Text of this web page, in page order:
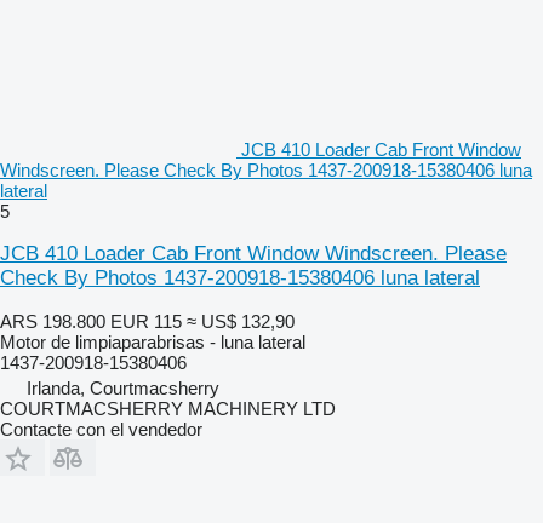
JCB 410 Loader Cab Front Window
Windscreen. Please Check By Photos 1437-200918-15380406 luna
lateral
5
JCB 410 Loader Cab Front Window Windscreen. Please
Check By Photos 1437-200918-15380406 luna lateral
ARS 198.800 EUR 115 ≈ US$ 132,90
Motor de limpiaparabrisas - luna lateral
1437-200918-15380406
Irlanda, Courtmacsherry
COURTMACSHERRY MACHINERY LTD
Contacte con el vendedor